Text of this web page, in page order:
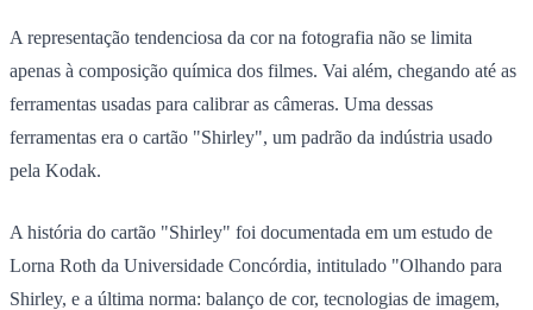
A representação tendenciosa da cor na fotografia não se limita
apenas à composição química dos filmes. Vai além, chegando até as
ferramentas usadas para calibrar as câmeras. Uma dessas
ferramentas era o cartão "Shirley", um padrão da indústria usado
pela Kodak.
A história do cartão "Shirley" foi documentada em um estudo de
Lorna Roth da Universidade Concórdia, intitulado "Olhando para
Shirley, e a última norma: balanço de cor, tecnologias de imagem,